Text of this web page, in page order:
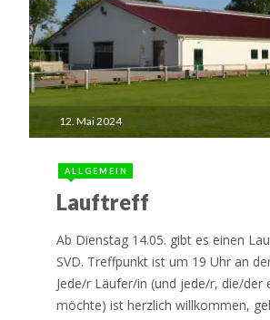
12. Mai 2024
ALLGEMEIN
Lauftreff
Ab Dienstag 14.05. gibt es einen
SVD. Treffpunkt ist um 19 Uhr an
Jede/r Läufer/in (und jede/r, die/der
möchte) ist herzlich willkommen,